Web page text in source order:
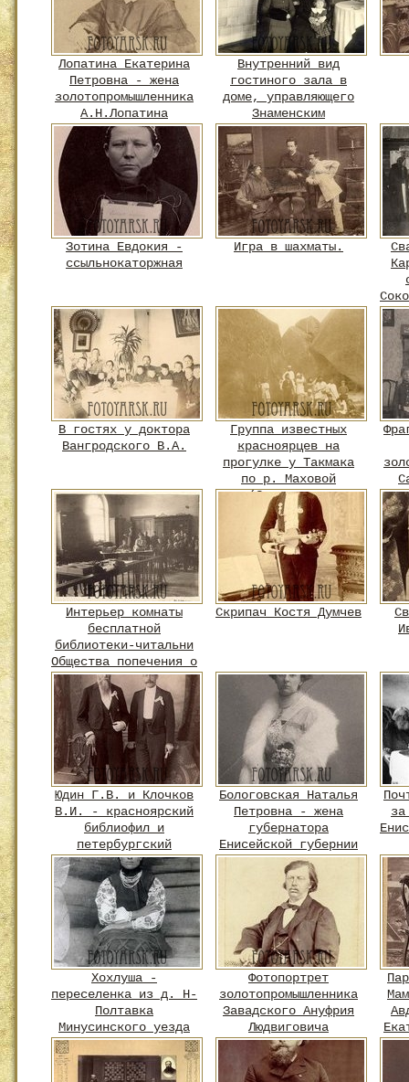
Лопатина Екатерина
Петровна - жена
золотопромышленника
А.Н.Лопатина
Внутренний вид
гостиного зала в
доме, управляющего
Знаменским
стекольным заводом,
Бауэра
Зотина Евдокия -
ссыльнокаторжная
Игра в шахматы.
В гостях у доктора
Вангродского В.А.
Группа известных
красноярцев на
прогулке у Такмака
по р. Маховой
(Заповедник
"Столбы")
Интерьер комнаты
бесплатной
библиотеки-читальни
Общества попечения о
начальном
образовании.
Скрипач Костя Думчев
Юдин Г.В. и Клочков
В.И. - красноярский
библиофил и
петербургский
владелец
антикварного
книжного магазина
Бологовская Наталья
Петровна - жена
губернатора
Енисейской губернии
Хохлуша -
переселенка из д. Н-
Полтавка
Минусинского уезда
Фотопортрет
золотопромышленника
Завадского Ануфрия
Людвиговича